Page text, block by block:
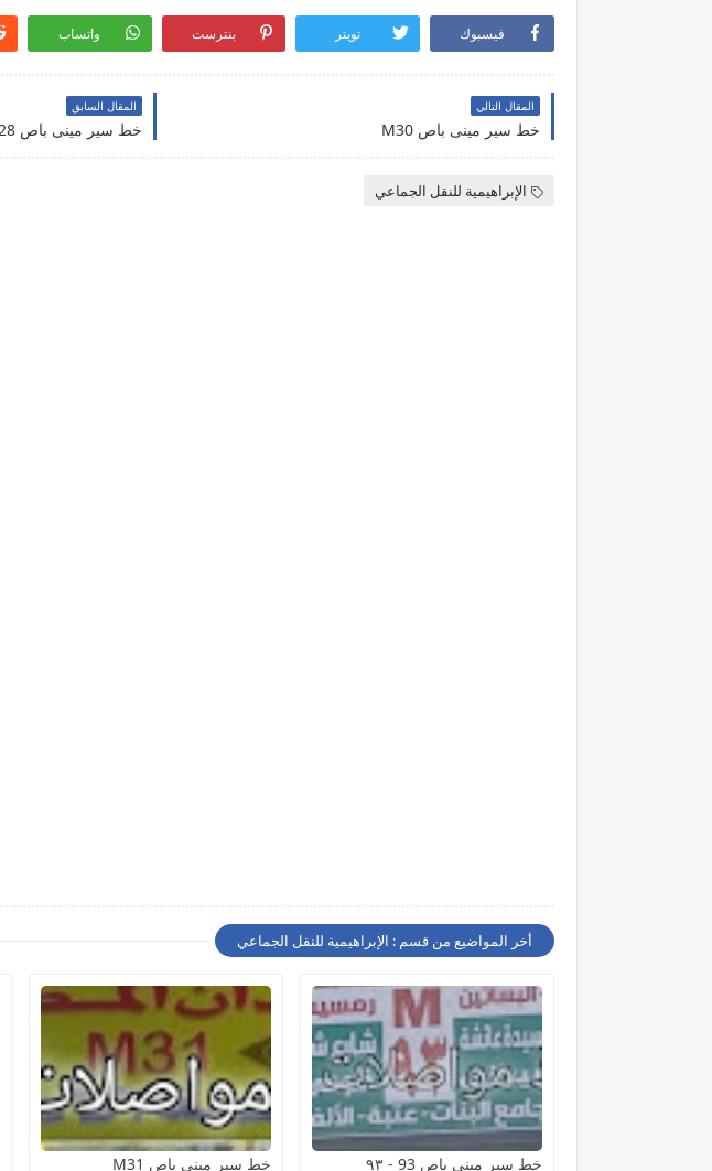
فيسبوك تويتر بنترست واتساب
المقال التالي
خط سير مينى باص M30
المقال السابق
خط سير مينى باص M28
الإبراهيمية للنقل الجماعي
أخر المواضيع من قسم : الإبراهيمية للنقل الجماعي
خط سير ميني باص 93 - ٩٣ خط سير مينى باص M31